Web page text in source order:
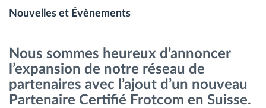
Téléchargement du tachygraphe à distance
Contrôle d'accès
Gestion de carburant
Nouvelles et Évènements
Nous sommes heureux d’annoncer
l’expansion de notre réseau de
partenaires avec l’ajout d’un nouveau
Partenaire Certifié Frotcom en Suisse.